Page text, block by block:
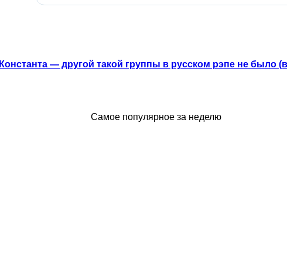
Константа — другой такой группы в русском рэпе не было
Самое популярное за неделю